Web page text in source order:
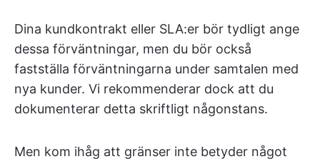
Dina kundkontrakt eller SLA:er bör tydligt ange
dessa förväntningar, men du bör också
fastställa förväntningarna under samtalen med
nya kunder. Vi rekommenderar dock att du
dokumenterar detta skriftligt någonstans.
Men kom ihåg att gränser inte betyder något